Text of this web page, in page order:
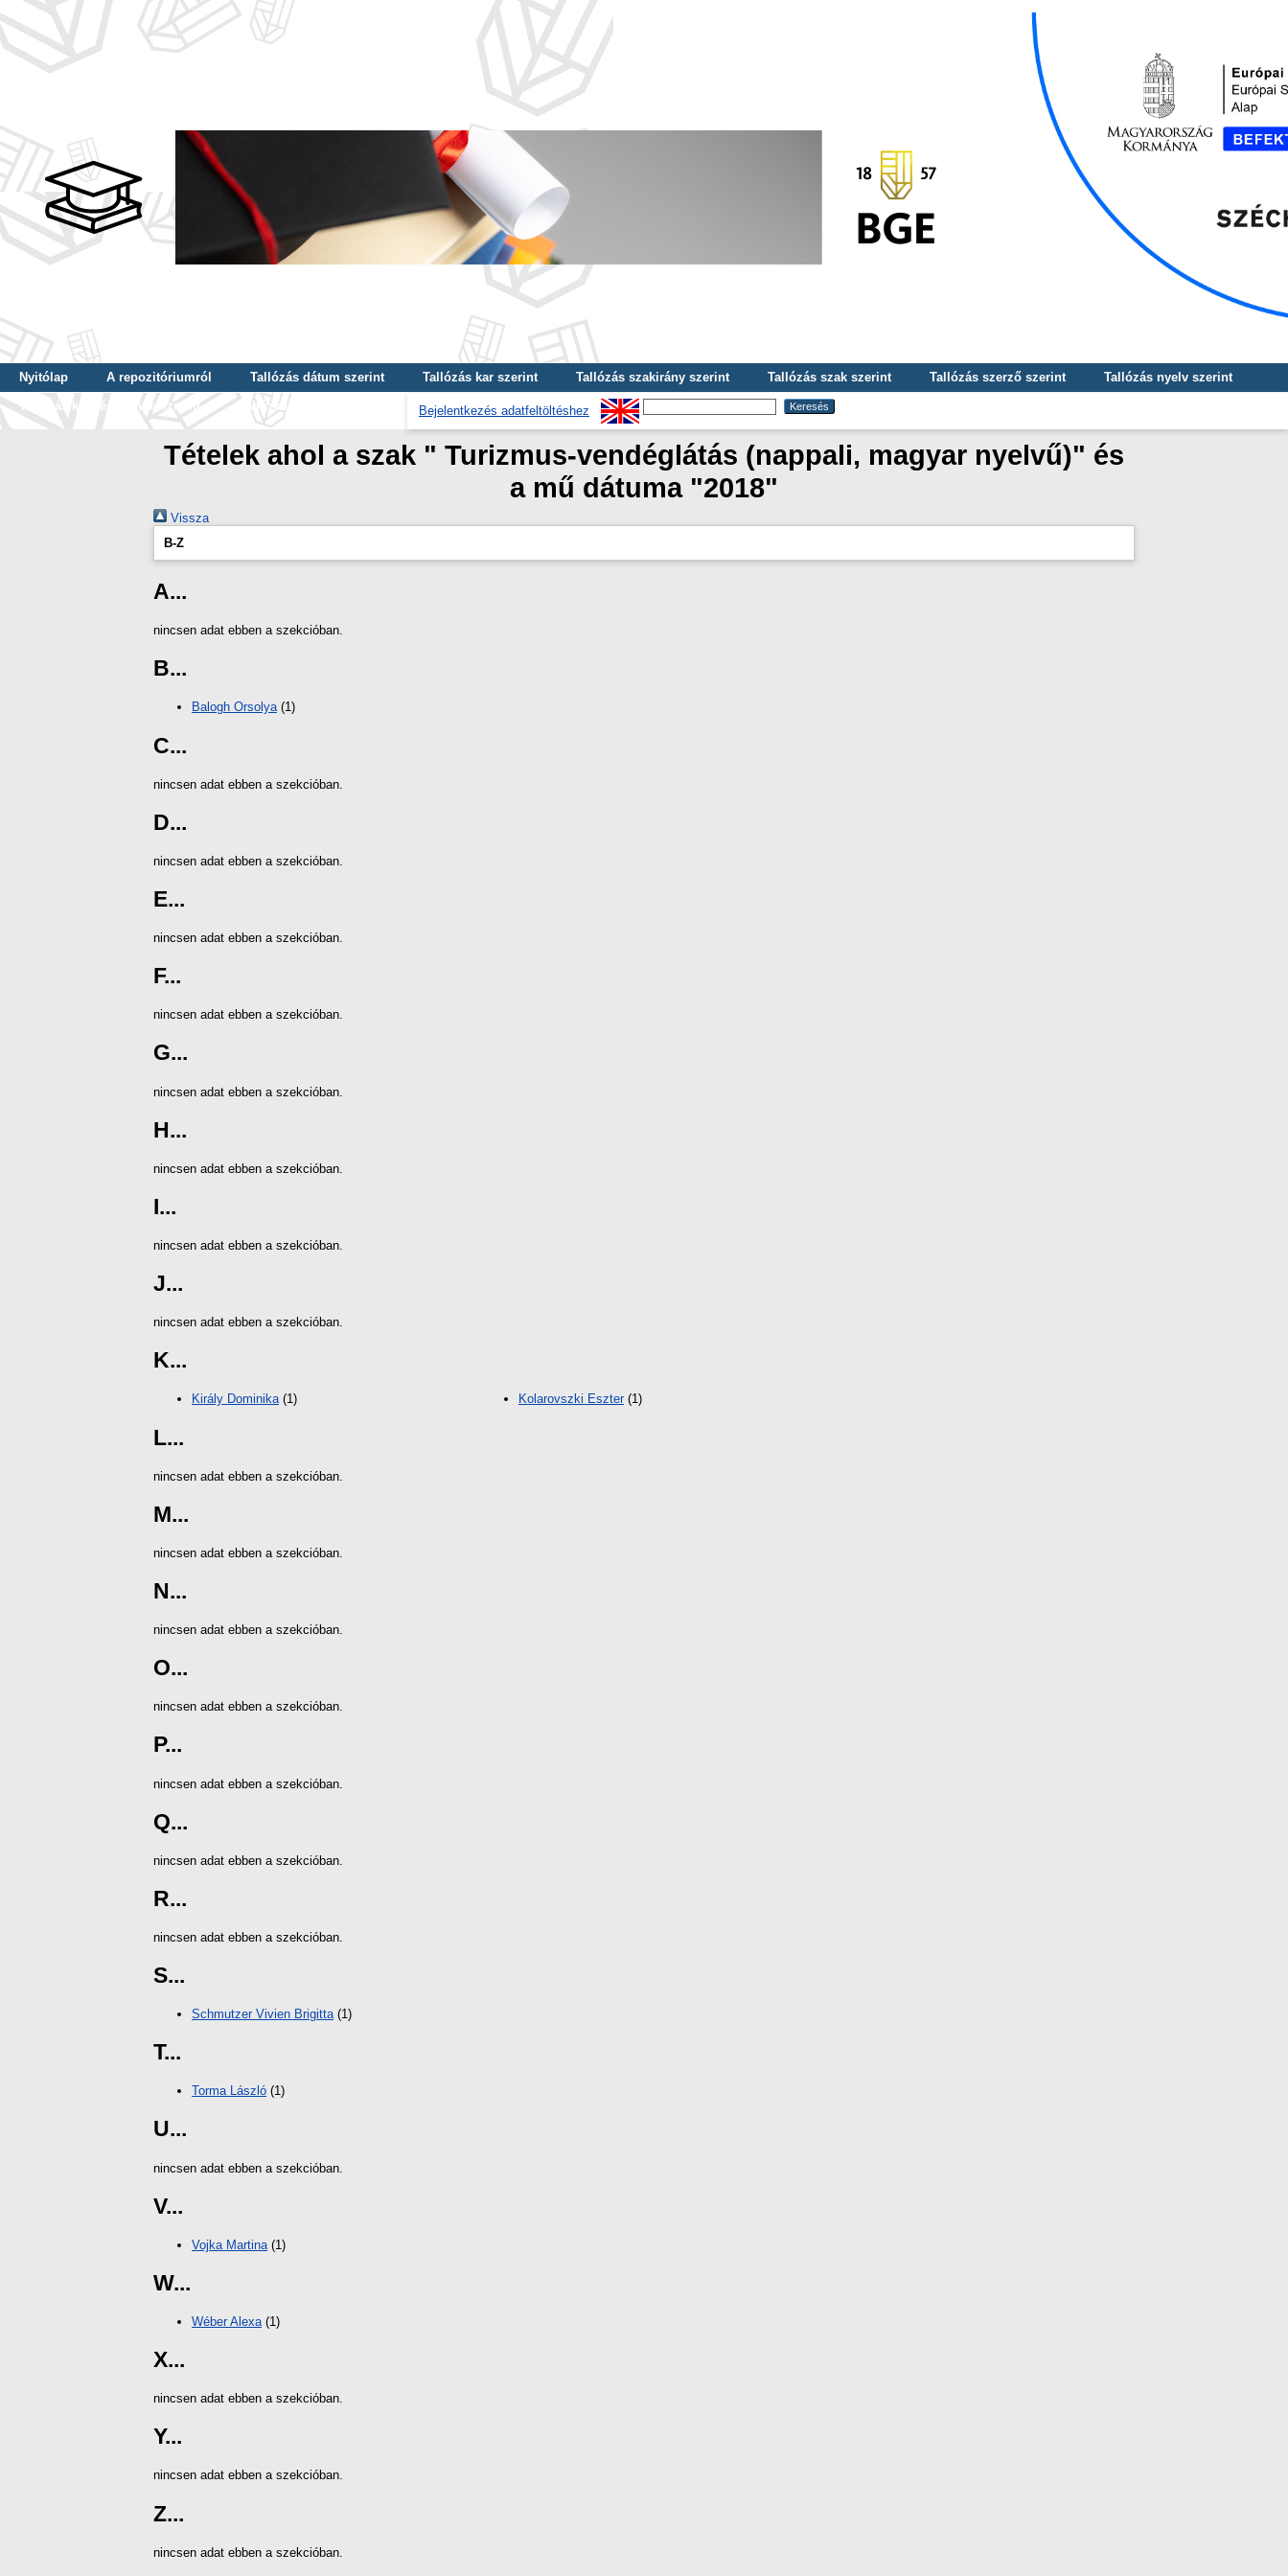
Nyitólap A repozitóriumról Tallózás dátum szerint Tallózás kar szerint Tallózás szakirány szerint Tallózás szak szerint Tallózás szerző szerint
Tallózás nyelv szerint
Tallózás képzés szintje szerint
Tallózás kulcsszó szerint Bejelentkezés adatfeltöltéshez
Tételek ahol a szak " Turizmus-vendéglátás (nappali, magyar nyelvű)" és
a mű dátuma "2018"
Vissza
B-Z
A...
nincsen adat ebben a szekcióban.
B...
Balogh Orsolya(1)
C...
nincsen adat ebben a szekcióban.
D...
nincsen adat ebben a szekcióban.
E...
nincsen adat ebben a szekcióban.
F...
nincsen adat ebben a szekcióban.
G...
nincsen adat ebben a szekcióban.
H...
nincsen adat ebben a szekcióban.
I...
nincsen adat ebben a szekcióban.
J...
nincsen adat ebben a szekcióban.
K...
Király Dominika(1) Kolarovszki Eszter(1)
L...
nincsen adat ebben a szekcióban.
M...
nincsen adat ebben a szekcióban.
N...
nincsen adat ebben a szekcióban.
O...
nincsen adat ebben a szekcióban.
P...
nincsen adat ebben a szekcióban.
Q...
nincsen adat ebben a szekcióban.
R...
nincsen adat ebben a szekcióban.
S...
Schmutzer Vivien Brigitta(1)
T...
Torma László (1)
U...
nincsen adat ebben a szekcióban.
V...
Vojka Martina (1)
W...
Wéber Alexa(1)
X...
nincsen adat ebben a szekcióban.
Y...
nincsen adat ebben a szekcióban.
Z...
nincsen adat ebben a szekcióban.